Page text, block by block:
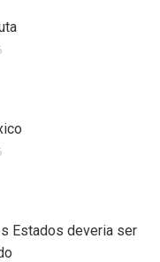
Estados deveria ser